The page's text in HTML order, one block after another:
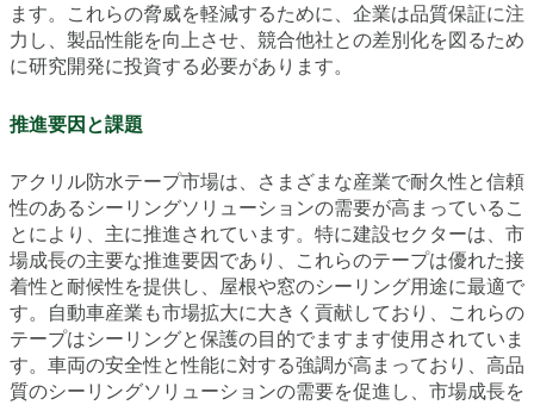
ます。これらの脅威を軽減するために、企業は品質保証に注
力し、製品性能を向上させ、競合他社との差別化を図るため
に研究開発に投資する必要があります。
推進要因と課題
アクリル防水テープ市場は、さまざまな産業で耐久性と信頼
性のあるシーリングソリューションの需要が高まっているこ
とにより、主に推進されています。特に建設セクターは、市
場成長の主要な推進要因であり、これらのテープは優れた接
着性と耐候性を提供し、屋根や窓のシーリング用途に最適で
す。自動車産業も市場拡大に大きく貢献しており、これらの
テープはシーリングと保護の目的でますます使用されていま
す。車両の安全性と性能に対する強調が高まっており、高品
質のシーリングソリューションの需要を促進し、市場成長を